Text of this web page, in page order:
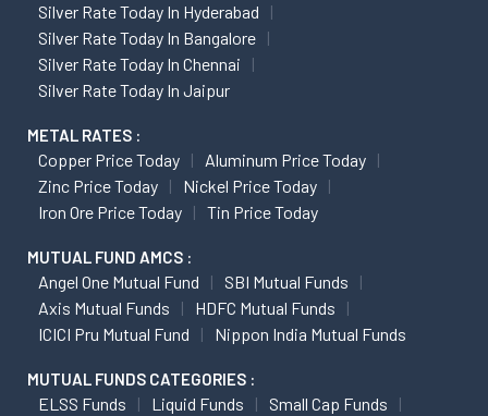
Silver Rate Today In Hyderabad
Silver Rate Today In Bangalore
Silver Rate Today In Chennai
Silver Rate Today In Jaipur
METAL RATES :
Copper Price Today
Aluminum Price Today
Zinc Price Today
Nickel Price Today
Iron Ore Price Today
Tin Price Today
MUTUAL FUND AMCS :
Angel One Mutual Fund
SBI Mutual Funds
Axis Mutual Funds
HDFC Mutual Funds
ICICI Pru Mutual Fund
Nippon India Mutual Funds
MUTUAL FUNDS CATEGORIES :
ELSS Funds Liquid Funds
Small Cap Funds